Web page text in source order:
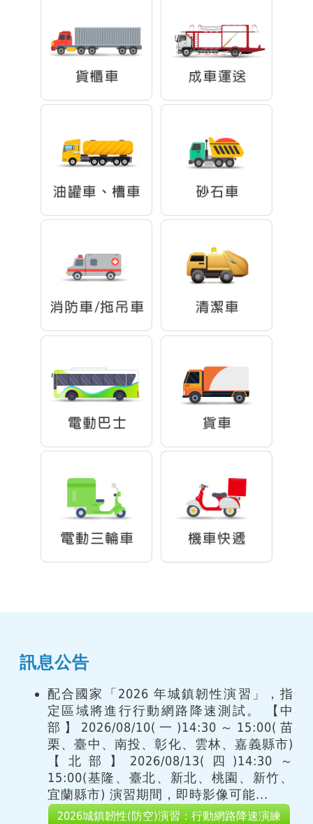
訊息公告
配合國家「2026 年城鎮韌性演習」，指
定區域將進行行動網路降速測試。 【中
部】2026/08/10(一)14:30～15:00(苗
栗、臺中、南投、彰化、雲林、嘉義縣市)
【北部】2026/08/13(四)14:30～
15:00(基隆、臺北、新北、桃園、新竹、
宜蘭縣市) 演習期間，即時影像可能...
2026城鎮韌性(防空)演習：行動網路降速演練